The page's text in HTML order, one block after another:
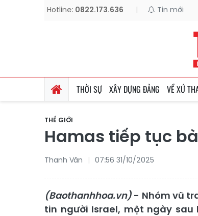
Hotline: 0822.173.636 | Tin mới
THỜI SỰ XÂY DỰNG ĐẢNG VỀ XỨ
THẾ GIỚI
Hamas tiếp tục
Thanh Vân 07:56 31/10/2025
(Baothanhhoa.vn) - Nhóm vũ
tin người Israel, một ngày